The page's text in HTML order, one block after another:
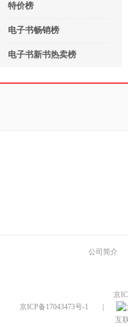
特价榜
电子书畅销榜
电子书新书热卖榜
公司简介
京
京ICP备17043473号-1
互